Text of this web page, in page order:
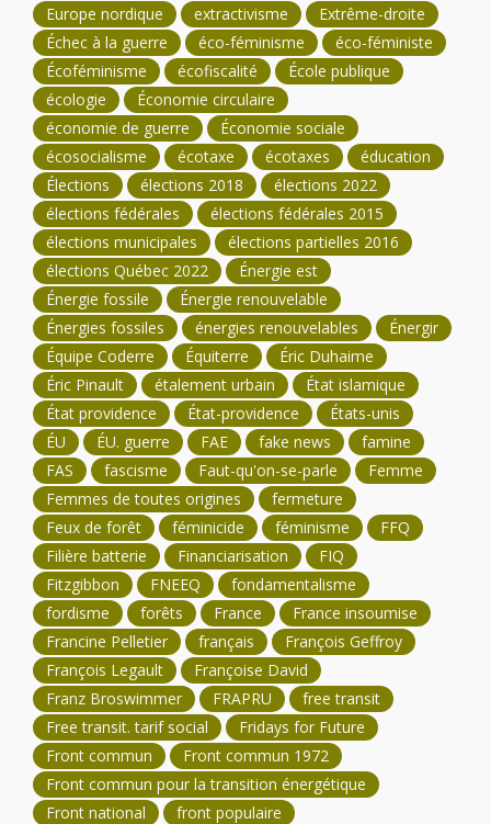
Europe nordique
extractivisme
Extrême-droite
Échec à la guerre
éco-féminisme
éco-féministe
Écoféminisme
écofiscalité
École publique
écologie
Économie circulaire
économie de guerre
Économie sociale
écosocialisme
écotaxe écotaxes
éducation
Élections
élections 2018
élections 2022
élections fédérales
élections fédérales 2015
élections municipales
élections partielles 2016
élections Québec 2022
Énergie est
Énergie fossile
Énergie renouvelable
Énergies fossiles
énergies renouvelables
Énergir
Équipe Coderre
Équiterre
Éric Duhaime
Éric Pinault
étalement urbain
État islamique
État providence
État-providence
États-unis
ÉU
ÉU. guerre FAE fake news
famine
FAS
fascisme Faut-qu'on-se-parle
Femme
Femmes de toutes origines
fermeture
Feux de forêt
féminicide féminisme
FFQ
Filière batterie
Financiarisation
FIQ
Fitzgibbon
FNEEQ
fondamentalisme
fordisme
forêts France
France insoumise
Francine Pelletier
français
François Geffroy
François Legault
Françoise David
Franz Broswimmer
FRAPRU
free transit
Free transit. tarif social
Fridays for Future
Front commun
Front commun 1972
Front commun pour la transition énergétique
Front national
front populaire